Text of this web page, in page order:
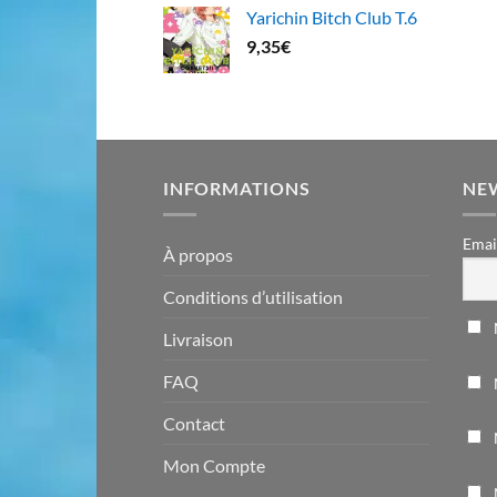
Yarichin Bitch Club T.6
9,35€
INFORMATIONS
À propos
Conditions d’utilisation
Livraison
FAQ
Contact
Mon Compte